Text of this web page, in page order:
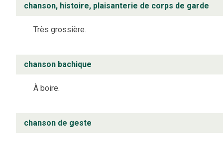
chanson, histoire, plaisanterie de corps de garde
Très grossière.
chanson bachique
À boire.
chanson de geste